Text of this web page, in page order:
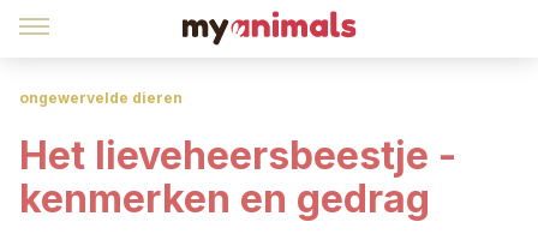
ongewervelde dieren
Het lieveheersbeestje -
kenmerken en gedrag